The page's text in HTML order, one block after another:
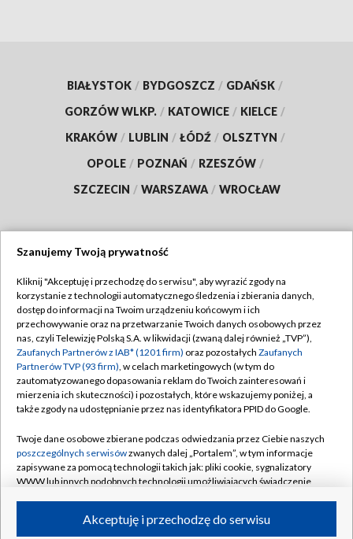
BIAŁYSTOK / BYDGOSZCZ / GDAŃSK /
GORZÓW WLKP. / KATOWICE / KIELCE /
KRAKÓW / LUBLIN / ŁÓDŹ / OLSZTYN /
OPOLE / POZNAŃ / RZESZÓW /
SZCZECIN / WARSZAWA / WROCŁAW
TVP
Abonament TVP
Emisja w TVP
Centrum informacji TVP
Naziemna Telewizja Cyfrowa
Rada Programowa
System NOS
Informacje o nadawcy
Program dla prasy
Regulamin TVP
Polityka prywatności
Moje zgody
Pomoc
Kontakt
Kanały
Szanujemy Twoją prywatność
Kliknij "Akceptuję i przechodzę do serwisu", aby wyrazić zgody na
korzystanie z technologii automatycznego śledzenia i zbierania danych,
dostęp do informacji na Twoim urządzeniu końcowym i ich
przechowywanie oraz na przetwarzanie Twoich danych osobowych przez
nas, czyli Telewizję Polską S.A. w likwidacji (zwaną dalej również „TVP”),
Zaufanych Partnerów z IAB* (1201 firm) oraz pozostałych Zaufanych
Partnerów TVP (93 firm), w celach marketingowych (w tym do
zautomatyzowanego dopasowania reklam do Twoich zainteresowań i
mierzenia ich skuteczności) i pozostałych, które wskazujemy poniżej, a
także zgody na udostępnianie przez nas identyfikatora PPID do Google.
Twoje dane osobowe zbierane podczas odwiedzania przez Ciebie naszych
poszczególnych serwisówzwanych dalej „Portalem”, w tym informacje
zapisywane za pomocą technologii takich jak: pliki cookie, sygnalizatory
WWW lub innych podobnych technologii umożliwiających świadczenie
ruchu w Internecie.Akceptuję i przechodzę do serwisu